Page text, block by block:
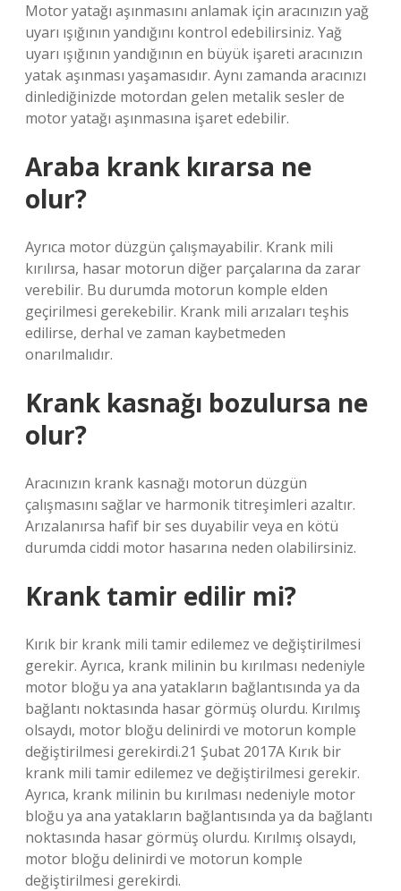
Motor yatağı aşınmasını anlamak için aracınızın yağ
uyarı ışığının yandığını kontrol edebilirsiniz. Yağ
uyarı ışığının yandığının en büyük işareti aracınızın
yatak aşınması yaşamasıdır. Aynı zamanda aracınızı
dinlediğinizde motordan gelen metalik sesler de
motor yatağı aşınmasına işaret edebilir.
Araba krank kırarsa ne
olur?
Ayrıca motor düzgün çalışmayabilir. Krank mili
kırılırsa, hasar motorun diğer parçalarına da zarar
verebilir. Bu durumda motorun komple elden
geçirilmesi gerekebilir. Krank mili arızaları teşhis
edilirse, derhal ve zaman kaybetmeden
onarılmalıdır.
Krank kasnağı bozulursa ne
olur?
Aracınızın krank kasnağı motorun düzgün
çalışmasını sağlar ve harmonik titreşimleri azaltır.
Arızalanırsa hafif bir ses duyabilir veya en kötü
durumda ciddi motor hasarına neden olabilirsiniz.
Krank tamir edilir mi?
Kırık bir krank mili tamir edilemez ve değiştirilmesi
gerekir. Ayrıca, krank milinin bu kırılması nedeniyle
motor bloğu ya ana yatakların bağlantısında ya da
bağlantı noktasında hasar görmüş olurdu. Kırılmış
olsaydı, motor bloğu delinirdi ve motorun komple
değiştirilmesi gerekirdi.21 Şubat 2017A Kırık bir
krank mili tamir edilemez ve değiştirilmesi gerekir.
Ayrıca, krank milinin bu kırılması nedeniyle motor
bloğu ya ana yatakların bağlantısında ya da bağlantı
noktasında hasar görmüş olurdu. Kırılmış olsaydı,
motor bloğu delinirdi ve motorun komple
değiştirilmesi gerekirdi.